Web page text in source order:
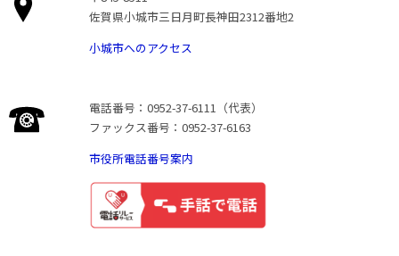
佐賀県小城市三日月町長神田2312番地2
小城市へのアクセス
電話番号：0952-37-6111（代表）
ファックス番号：0952-37-6163
市役所電話番号案内